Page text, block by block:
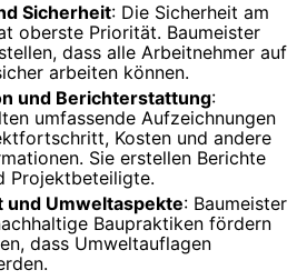
Sicherheit: Die Sicherheit am
oberste Priorität. Baumeister
dass alle Arbeitnehmer auf
arbeiten können.
und Berichterstattung:
umfassende Aufzeichnungen
Kosten und andere
Sie erstellen Berichte
Projektbeteiligte.
und Umweltaspekte: Baumeister
Baupraktiken fördern
dass Umweltauflagen